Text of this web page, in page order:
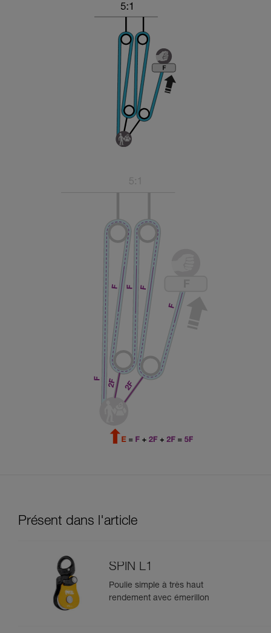
Présent dans l'article
SPIN L1
Poulie simple à très haut
rendement avec émerillon